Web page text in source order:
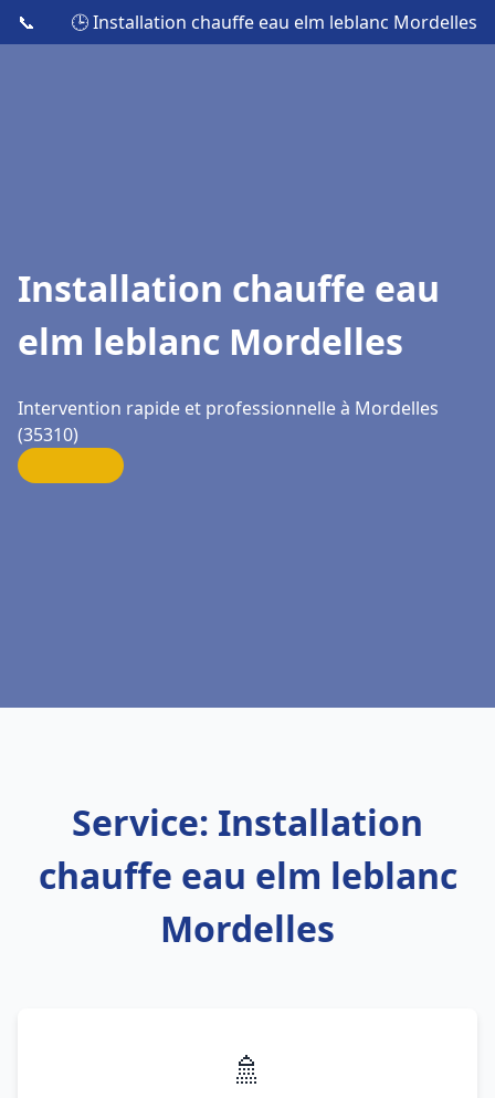
📞 🕒 Installation chauffe eau elm leblanc Mordelles
Installation chauffe eau
elm leblanc Mordelles
Intervention rapide et professionnelle à Mordelles
(35310)
Service: Installation
chauffe eau elm leblanc
Mordelles
🚿